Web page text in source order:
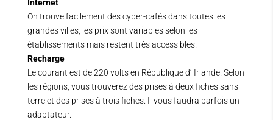
Internet
On trouve facilement des cyber-cafés dans toutes les
grandes villes, les prix sont variables selon les
établissements mais restent très accessibles.
Recharge
Le courant est de 220 volts en République d’ Irlande. Selon
les régions, vous trouverez des prises à deux fiches sans
terre et des prises à trois fiches. Il vous faudra parfois un
adaptateur.